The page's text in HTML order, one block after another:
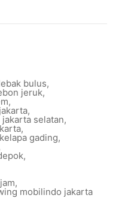
bulus,
jeruk,
,
,
selatan,
,
gading,
,
,
mobilindo jakarta